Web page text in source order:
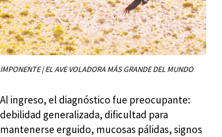
IMPONENTE | EL AVE VOLADORA MÁS GRANDE DEL MUNDO
Al ingreso, el diagnóstico fue preocupante:
debilidad generalizada, dificultad para
mantenerse erguido, mucosas pálidas, signos